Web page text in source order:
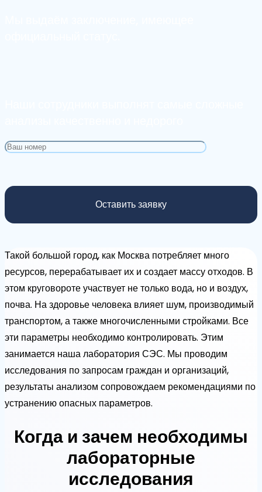
Такой большой город, как Москва потребляет много
ресурсов, перерабатывает их и создает массу отходов. В
этом круговороте участвует не только вода, но и воздух,
почва. На здоровье человека влияет шум, производимый
транспортом, а также многочисленными стройками. Все
эти параметры необходимо контролировать. Этим
занимается наша лаборатория СЭС. Мы проводим
исследования по запросам граждан и организаций,
результаты анализом сопровождаем рекомендациями по
устранению опасных параметров.
Когда и зачем необходимы
лабораторные
исследования